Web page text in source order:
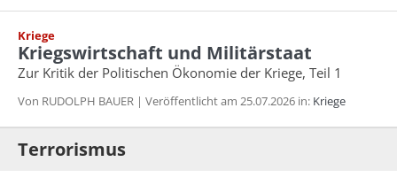
Kriege
Kriegswirtschaft und Militärstaat
Zur Kritik der Politischen Ökonomie der Kriege, Teil 1
Von RUDOLPH BAUER | Veröffentlicht am 25.07.2026 in: Kriege
Terrorismus